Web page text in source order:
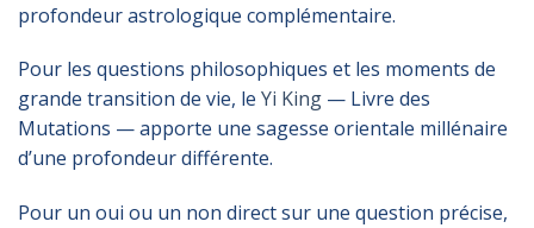
profondeur astrologique complémentaire.
Pour les questions philosophiques et les moments de
grande transition de vie, le Yi King — Livre des
Mutations — apporte une sagesse orientale millénaire
d’une profondeur différente.
Pour un oui ou un non direct sur une question précise,